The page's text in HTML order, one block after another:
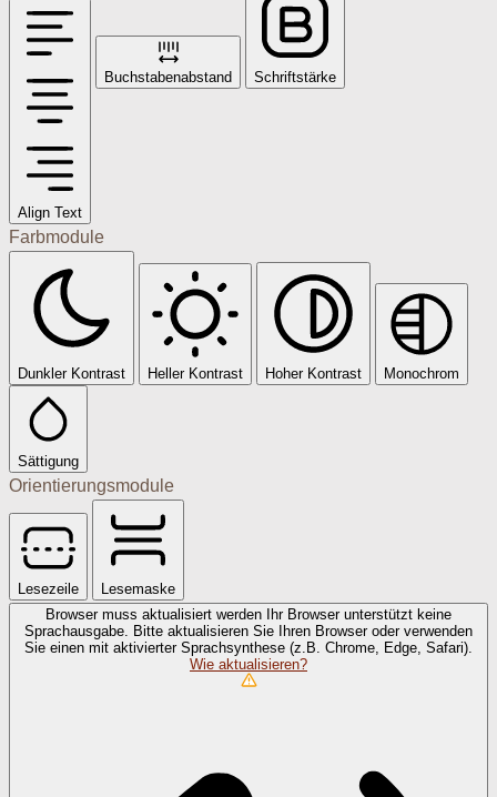
Align Text
Buchstabenabstand Schriftstärke
Farbmodule
Dunkler Kontrast Heller Kontrast Hoher Kontrast Monochrom
Sättigung
Orientierungsmodule
Lesezeile
Lesemaske
Browser muss aktualisiert werden
Ihr Browser unterstützt keine
Sprachausgabe. Bitte aktualisieren Sie Ihren Browser oder verwenden
Sie einen mit aktivierter Sprachsynthese (z.B. Chrome, Edge, Safari).
Wie aktualisieren?